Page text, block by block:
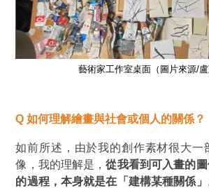
藝術家工作室桌面（圖片來源/盧
Q如何理解繪畫與社會或個人的關係？
如前所述，由於我的創作素材很大一
像，我的理解是，從我看到可入畫的
的過程，本身就是在 「 建構某種關係 」